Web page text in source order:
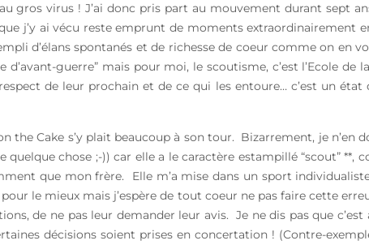
gros virus ! J’ai donc pris part au mouvement durant sept
j’y ai vécu reste emprunt de moments extraordinairement
d’élans spontanés et de richesse de coeur comme on en
guerre” mais pour moi, le scoutisme, c’est l’Ecole de
de leur prochain et de ce qui les entoure… c’est un
the Cake s’y plait beaucoup à son tour. Bizarrement, je n’en
quelque chose ;-)) car elle a le caractère estampillé “scout” **,
que mon frère. Elle m’a mise dans un sport
le mieux mais j’espère de tout coeur ne pas faire cette
de ne pas leur demander leur avis. Je ne dis pas que
décisions soient prises en concertation ! (Contre-